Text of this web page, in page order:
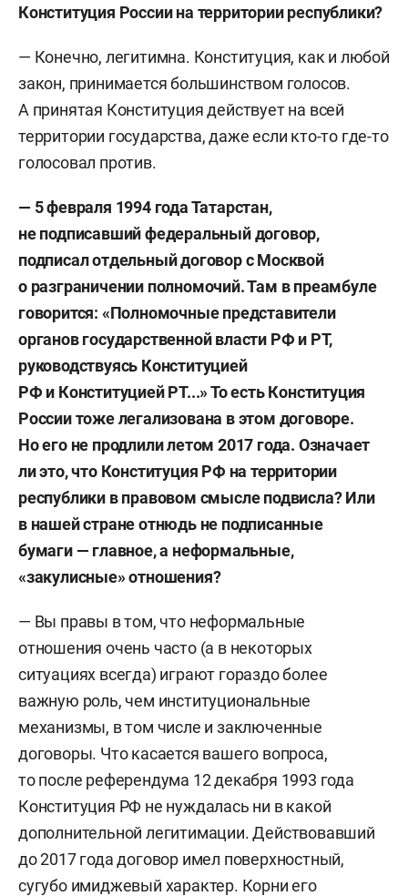
Конституция России на территории республики?
— Конечно, легитимна. Конституция, как и любой
закон, принимается большинством голосов.
А принятая Конституция действует на всей
территории государства, даже если кто-то где-то
голосовал против.
— 5 февраля 1994 года Татарстан,
не подписавший федеральный договор,
подписал отдельный договор с Москвой
о разграничении полномочий. Там в преамбуле
говорится: «Полномочные представители
органов государственной власти РФ и РТ,
руководствуясь Конституцией
РФ и Конституцией РТ...» То есть Конституция
России тоже легализована в этом договоре.
Но его не продлили летом 2017 года. Означает
ли это, что Конституция РФ на территории
республики в правовом смысле подвисла? Или
в нашей стране отнюдь не подписанные
бумаги — главное, а неформальные,
«закулисные» отношения?
— Вы правы в том, что неформальные
отношения очень часто (а в некоторых
ситуациях всегда) играют гораздо более
важную роль, чем институциональные
механизмы, в том числе и заключенные
договоры. Что касается вашего вопроса,
то после референдума 12 декабря 1993 года
Конституция РФ не нуждалась ни в какой
дополнительной легитимации. Действовавший
до 2017 года договор имел поверхностный,
сугубо имиджевый характер. Корни его